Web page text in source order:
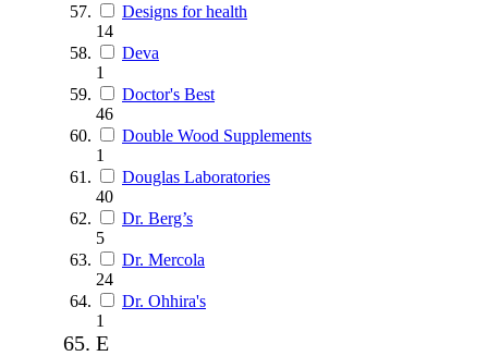
Designs for health
14
Deva
1
Doctor's Best
46
Double Wood Supplements
1
Douglas Laboratories
40
Dr. Berg’s
5
Dr. Mercola
24
Dr. Ohhira's
1
E